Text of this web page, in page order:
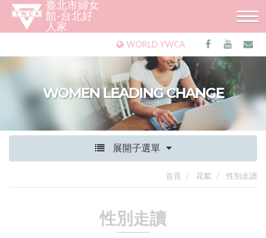
臺北市婦女
館-台北好
人家
WORLD YWCA
WOMEN LEADING CHANGE
展開子選單
首頁 花絮 性別走讀
性別走讀